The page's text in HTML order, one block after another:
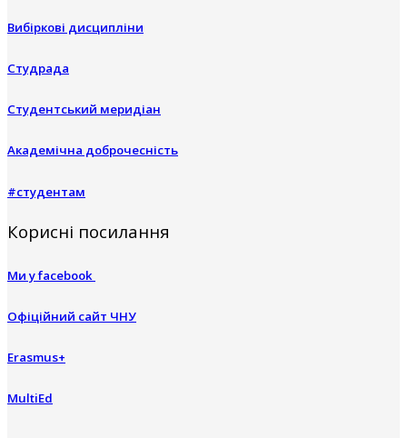
Вибіркові дисципліни
Студрада
Студентський меридіан
Академічна доброчесність
#студентам
Корисні посилання
Ми у facebook
Офіційний сайт ЧНУ
Erasmus+
MultiEd